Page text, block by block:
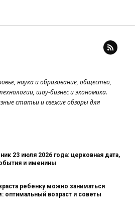
наука и образование, общество,
шоу-бизнес и экономика.
статьи и свежие обзоры для
23 июля 2026 года: церковная дата,
и именины
ребенку можно заниматься
оптимальный возраст и советы